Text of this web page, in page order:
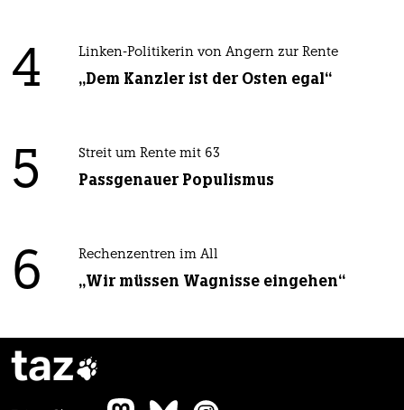
4 Linken-Politikerin von Angern zur Rente
„Dem Kanzler ist der Osten egal“
5 Streit um Rente mit 63
Passgenauer Populismus
6 Rechenzentren im All
„Wir müssen Wagnisse eingehen“
taz